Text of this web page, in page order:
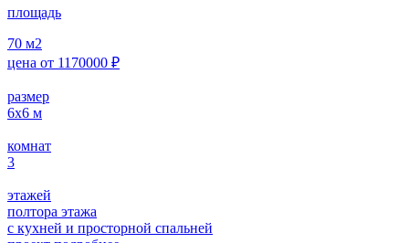
площадь
70 м2
цена от 1170000 ₽
размер
6х6 м
комнат
3
этажей
полтора этажа
с кухней и просторной спальней